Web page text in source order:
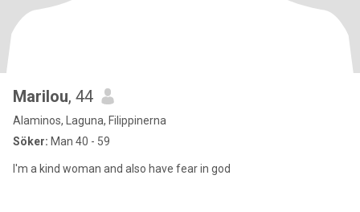
Marilou, 44
Alaminos, Laguna, Filippinerna
Söker: Man 40 - 59
I'm a kind woman and also have fear in god